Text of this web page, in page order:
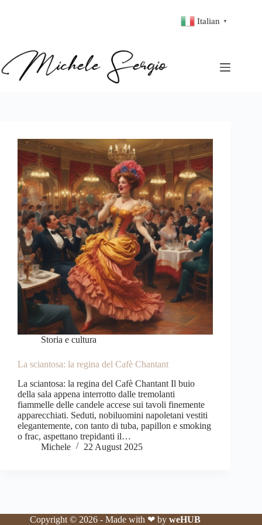
Italian ▼
Storia e cultura
La sciantosa: la regina del Cafè Chantant
La sciantosa: la regina del Cafè Chantant Il buio
della sala appena interrotto dalle tremolanti
fiammelle delle candele accese sui tavoli finemente
apparecchiati. Seduti, nobiluomini napoletani vestiti
elegantemente, con tanto di tuba, papillon e smoking
o frac, aspettano trepidanti il…
Michele
22 August 2025
Copyright © 2026 - Made with ❤ byweHUB